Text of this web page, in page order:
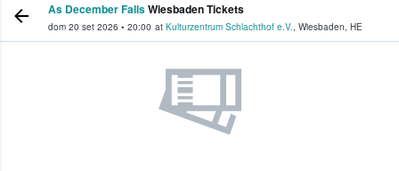
As December FallsWiesbaden Tickets
dom 20 set 2026 • 20:00 at Kulturzentrum Schlachthof e.V., Wiesbaden, HE